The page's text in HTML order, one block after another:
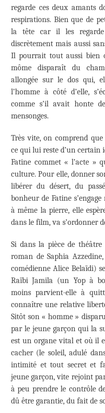
regarde ces deux amants
respirations. Bien que de
la tête car il les regarde
discrètement mais aussi
Il pourrait tout aussi bien
môme disparaît du
allongée sur le dos qui,
l’homme à côté d’elle,
comme s’il avait honte
mensonges.
Très vite, on comprend
ce qui lui reste d’un
Fatine commet « l’acte »
culture. Pour elle, donner
libérer du désert, du
bonheur de Fatine
à même la pierre, elle
dans le film, va s’ordonner
Si dans la pièce de théâtre
roman de Saphia
comédienne Alice Belaïdi)
Raïbi Jamila (un Yop à
moins parvient-elle à
connaître une relative
Sitôt son « homme »
par le jeune garçon qui la
est un organe vital et où il
cacher (le soleil, adulé
intimité et tout secret et
jeune garçon, vite rejoint
à peu prendre le contrôle
dû être garantie, du fait de